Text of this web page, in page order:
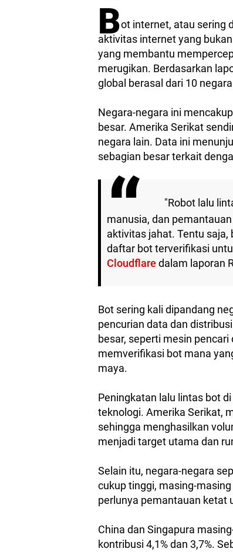
Bot internet, atau sering
aktivitas internet yang
yang membantu
merugikan. Berdasarkan
global berasal dari 10
Negara-negara ini
besar. Amerika Serikat
negara lain. Data ini
sebagian besar terkait
"Robot lalu
manusia, dan
aktivitas jahat. Tentu
daftar bot terverifikasi
Cloudflare dalam laporan
Bot sering kali dipandang
pencurian data dan
besar, seperti mesin
memverifikasi bot mana
maya.
Peningkatan lalu lintas bot
teknologi. Amerika Serikat,
sehingga menghasilkan
menjadi target utama dan
Selain itu, negara-negara
cukup tinggi, masing-
perlunya pemantauan ketat
China dan Singapura
kontribusi 4,1% dan 3,7%.